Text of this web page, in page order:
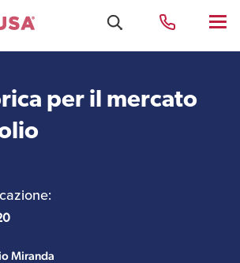
e Team Exportusa
e Team
a New York
società e
per il mercato
Miranda